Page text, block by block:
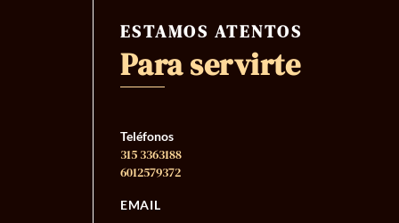
ESTAMOS ATENTOS
Para servirte
Teléfonos
315 3363188
6012579372
EMAIL